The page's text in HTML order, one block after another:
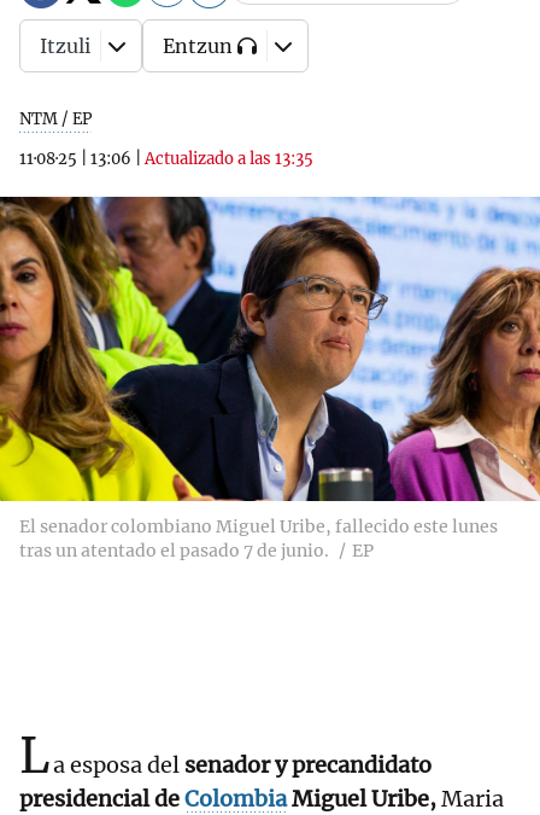
NTM / EP
11·08·25
13:06 |Actualizado a las 13:35
Itzuli Entzun
El senador colombiano Miguel Uribe, fallecido este lunes
tras un atentado el pasado 7 de junio.
EP
La esposa del senador y precandidato
presidencial deColombiaMiguel Uribe,Maria